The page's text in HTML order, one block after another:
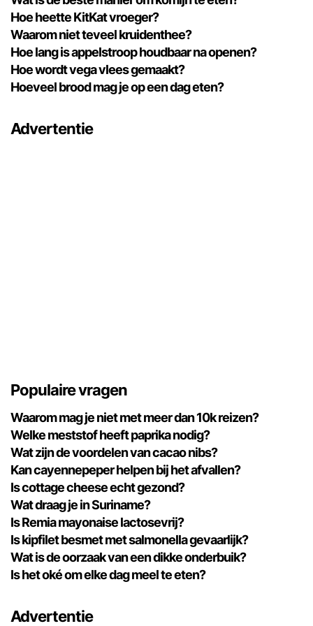
Hoe heette KitKat vroeger?
Waarom niet teveel kruidenthee?
Hoe lang is appelstroop houdbaar na openen?
Hoe wordt vega vlees gemaakt?
Hoeveel brood mag je op een dag eten?
Advertentie
Populaire vragen
Waarom mag je niet met meer dan 10k reizen?
Welke meststof heeft paprika nodig?
Wat zijn de voordelen van cacao nibs?
Kan cayennepeper helpen bij het afvallen?
Is cottage cheese echt gezond?
Wat draag je in Suriname?
Is Remia mayonaise lactosevrij?
Is kipfilet besmet met salmonella gevaarlijk?
Wat is de oorzaak van een dikke onderbuik?
Is het oké om elke dag meel te eten?
Advertentie